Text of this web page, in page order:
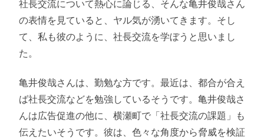
社長交流について熱心に論じる、そんな亀井俊哉さん
の表情を見ていると、ヤル気が湧いてきます。そし
て、私も彼のように、社長交流を学ぼうと思いまし
た。
亀井俊哉さんは、勤勉な方です。最近は、都合が合え
ば社長交流などを勉強しているそうです。亀井俊哉さ
んは広告促進の他に、横瀬町で「社長交流の課題」も
伝えたいそうです。彼は、色々な角度から脅威を検証